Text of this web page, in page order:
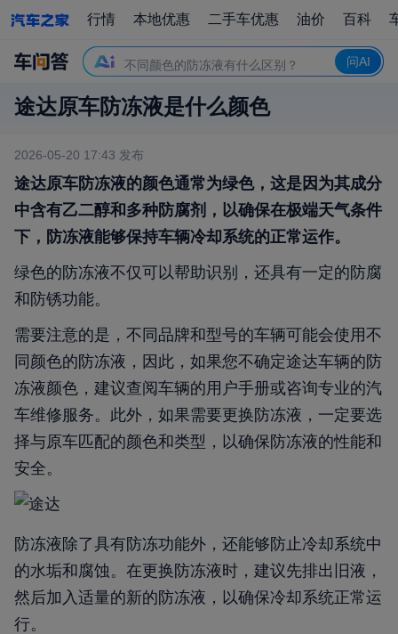
行情 本地优惠 二手车优惠 油价 百科
不同颜色的防冻液有什么区别？
途达原车防冻液的主要成分是什么？
问AI
途达原车防冻液是什么颜色
2026-05-20 17:43 发布
途达原车防冻液的颜色通常为绿色，这是因为其成分
中含有乙二醇和多种防腐剂，以确保在极端天气条件
下，防冻液能够保持车辆冷却系统的正常运作。
绿色的防冻液不仅可以帮助识别，还具有一定的防腐
和防锈功能。
需要注意的是，不同品牌和型号的车辆可能会使用不
同颜色的防冻液，因此，如果您不确定途达车辆的防
冻液颜色，建议查阅车辆的用户手册或咨询专业的汽
车维修服务。此外，如果需要更换防冻液，一定要选
择与原车匹配的颜色和类型，以确保防冻液的性能和
安全。
防冻液除了具有防冻功能外，还能够防止冷却系统中
的水垢和腐蚀。在更换防冻液时，建议先排出旧液，
然后加入适量的新的防冻液，以确保冷却系统正常运
行。